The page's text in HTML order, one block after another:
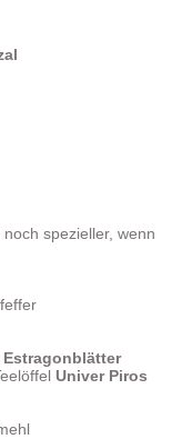
spezieller, wenn
Estragonblätter
Univer Piros